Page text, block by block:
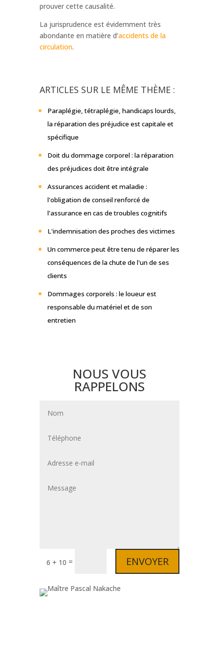
prouver cette causalité.
La jurisprudence est évidemment très
abondante en matière d’accidents de la
circulation.
ARTICLES SUR LE MÊME THÈME :
Paraplégie, tétraplégie, handicaps lourds,
la réparation des préjudice est capitale et
spécifique
Doit du dommage corporel : la réparation
des préjudices doit être intégrale
Assurances accident et maladie :
l'obligation de conseil renforcé de
l'assurance en cas de troubles cognitifs
L'indemnisation des proches des victimes
Un commerce peut être tenu de réparer les
conséquences de la chute de l'un de ses
clients
Dommages corporels : le loueur est
responsable du matériel et de son
entretien
NOUS VOUS
RAPPELONS
6 + 10 = ENVOYER